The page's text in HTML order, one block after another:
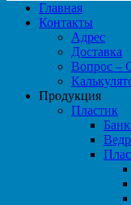
Главная
Контакты
Адрес
Доставка
Вопрос –
Продукция
Пластик